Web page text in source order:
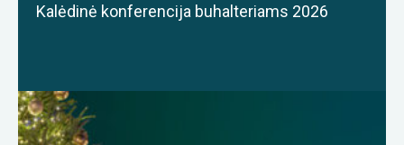
Kalėdinė konferencija buhalteriams 2026